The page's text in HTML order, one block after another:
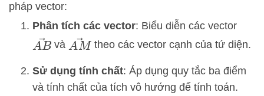
pháp vector:
Phân tích các vector: Biểu diễn các vector
AB→
và AM→theo các vector cạnh của tứ diện.
Sử dụng tính chất: Áp dụng quy tắc ba điểm
và tính chất của tích vô hướng để tính toán.